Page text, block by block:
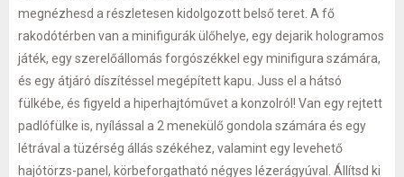
megnézhesd a részletesen kidolgozott belső teret. A fő
rakodótérben van a minifigurák ülőhelye, egy dejarik hologramos
játék, egy szerelőállomás forgószékkel egy minifigura számára,
és egy átjáró díszítéssel megépített kapu. Juss el a hátsó
fülkébe, és figyeld a hiperhajtóművet a konzolról! Van egy rejtett
padlófülke is, nyílással a 2 menekülő gondola számára és egy
létrával a tüzérség állás székéhez, valamint egy levehető
hajótörzs-panel, körbeforgatható négyes lézerágyúval. Állítsd ki